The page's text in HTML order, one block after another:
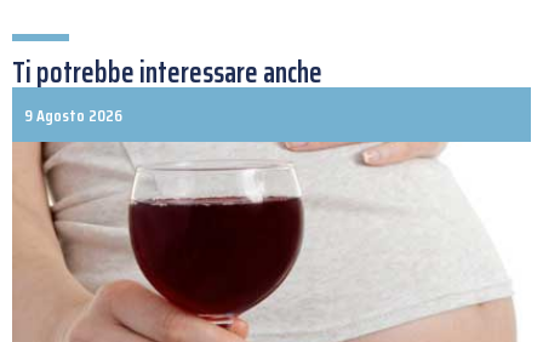
Ti potrebbe interessare anche
9 Agosto 2026